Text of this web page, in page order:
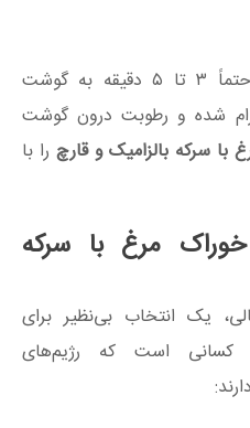
پس از خاموش کردن شعله، حتماً ۳ تا ۵ دقیقه به گوشت
شده و رطوبت درون گوشت
با سرکه بالزامیک و قارچ را با
مرغ با سرکه
یک انتخاب بی‌نظیر برای
و کسانی است که رژیم‌های